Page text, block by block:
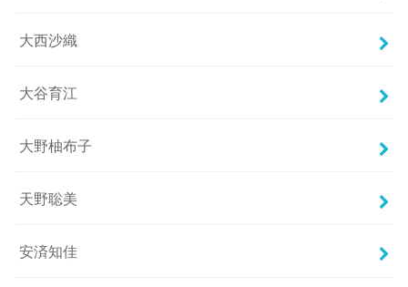
大西沙織
大谷育江
大野柚布子
天野聡美
安済知佳